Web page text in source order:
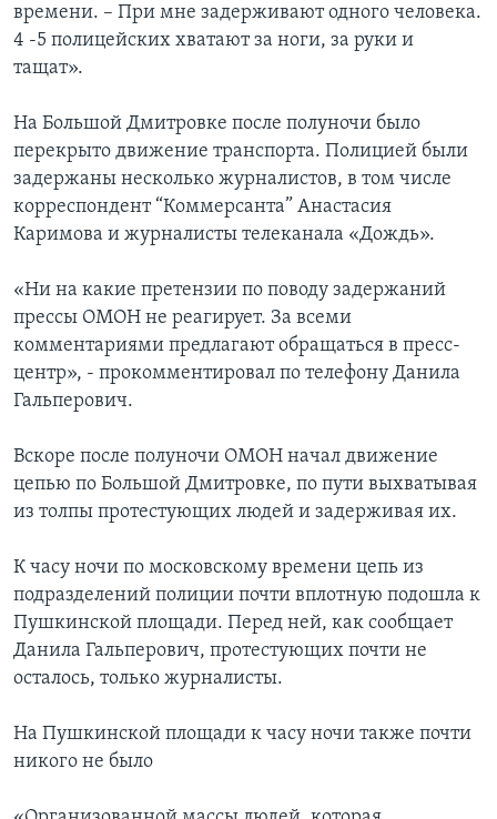
времени. – При мне задерживают одного человека.
4 -5 полицейских хватают за ноги, за руки и
тащат».
На Большой Дмитровке после полуночи было
перекрыто движение транспорта. Полицией были
задержаны несколько журналистов, в том числе
корреспондент “Коммерсанта” Анастасия
Каримова и журналисты телеканала «Дождь».
«Ни на какие претензии по поводу задержаний
прессы ОМОН не реагирует. За всеми
комментариями предлагают обращаться в пресс-
центр», - прокомментировал по телефону Данила
Гальперович.
Вскоре после полуночи ОМОН начал движение
цепью по Большой Дмитровке, по пути выхватывая
из толпы протестующих людей и задерживая их.
К часу ночи по московскому времени цепь из
подразделений полиции почти вплотную подошла к
Пушкинской площади. Перед ней, как сообщает
Данила Гальперович, протестующих почти не
осталось, только журналисты.
На Пушкинской площади к часу ночи также почти
никого не было